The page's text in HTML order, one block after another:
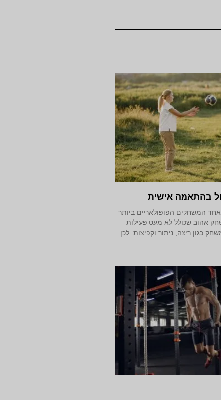
בהתאמה אישית
המשחקים הפופולאריים ביותר
אהוב שכולל לא מעט פעילות
כגון ריצה, ניתור וקפיצות. לכן